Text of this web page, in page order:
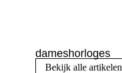
dameshorloges
Bekijk alle artikelen